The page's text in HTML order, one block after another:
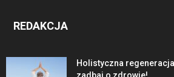
REDAKCJA
Holistyczna
zadbaj o zdrowie!